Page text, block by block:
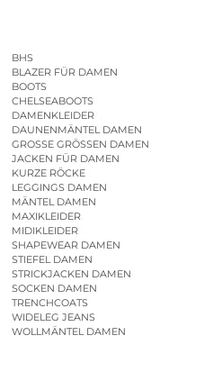
BHS
BLAZER FÜR DAMEN
BOOTS
CHELSEABOOTS
DAMENKLEIDER
DAUNENMÄNTEL DAMEN
GROSSE GRÖSSEN DAMEN
JACKEN FÜR DAMEN
KURZE RÖCKE
LEGGINGS DAMEN
MÄNTEL DAMEN
MAXIKLEIDER
MIDIKLEIDER
SHAPEWEAR DAMEN
STIEFEL DAMEN
STRICKJACKEN DAMEN
SOCKEN DAMEN
TRENCHCOATS
WIDELEG JEANS
WOLLMÄNTEL DAMEN